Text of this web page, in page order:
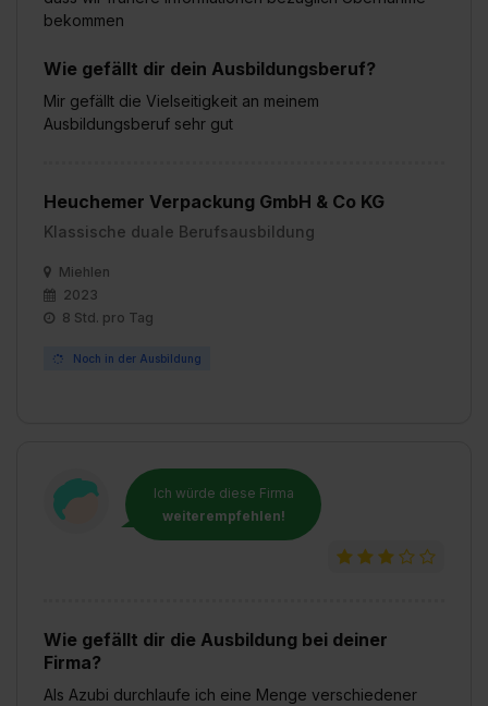
bekommen
Wie gefällt dir dein Ausbildungsberuf?
Mir gefällt die Vielseitigkeit an meinem
Ausbildungsberuf sehr gut
Heuchemer Verpackung GmbH & Co KG
Klassische duale Berufsausbildung
Miehlen
2023
8 Std. pro Tag
Noch in der Ausbildung
Ich würde diese Firma
weiterempfehlen!
Wie gefällt dir die Ausbildung bei deiner
Firma?
Als Azubi durchlaufe ich eine Menge verschiedener